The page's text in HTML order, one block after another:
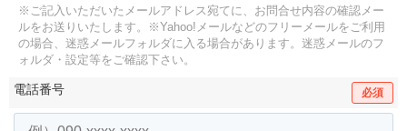
※ご記入いただいたメールアドレス宛てに、お問合せ内容の確認メー
ルをお送りいたします。
※Yahoo!メールなどのフリーメールをご利用
の場合、迷惑メールフォルダに入る場合があります。 迷惑メールのフ
ォルダ・設定等をご確認下さい。
電話番号 必須